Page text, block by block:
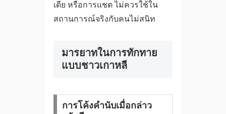
เดีย หรือการแชต ไม่ควรใช้ใน
สถานการณ์จริงกับคนไม่สนิท
มารยาทในการทักทาย
แบบชาวเกาหลี
การโค้งคำนับเมื่อกล่าว